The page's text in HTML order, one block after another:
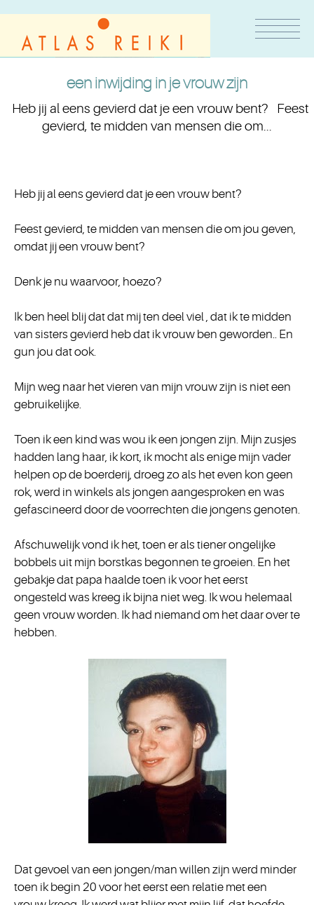
een inwijding in je vrouw zijn
Heb jij al eens gevierd dat je een vrouw bent? Feest
gevierd, te midden van mensen die om...
Heb jij al eens gevierd dat je een vrouw bent?
Feest gevierd, te midden van mensen die om jou geven,
omdat jij een vrouw bent?
Denk je nu waarvoor, hoezo?
Ik ben heel blij dat dat mij ten deel viel , dat ik te midden
van sisters gevierd heb dat ik vrouw ben geworden.. En
gun jou dat ook.
Mijn weg naar het vieren van mijn vrouw zijn is niet een
gebruikelijke.
Toen ik een kind was wou ik een jongen zijn. Mijn zusjes
hadden lang haar, ik kort, ik mocht als enige mijn vader
helpen op de boerderij, droeg zo als het even kon geen
rok, werd in winkels als jongen aangesproken en was
gefascineerd door de voorrechten die jongens genoten.
Afschuwelijk vond ik het, toen er als tiener ongelijke
bobbels uit mijn borstkas begonnen te groeien. En het
gebakje dat papa haalde toen ik voor het eerst
ongesteld was kreeg ik bijna niet weg. Ik wou helemaal
geen vrouw worden. Ik had niemand om het daar over te
hebben.
Dat gevoel van een jongen/man willen zijn werd minder
toen ik begin 20 voor het eerst een relatie met een